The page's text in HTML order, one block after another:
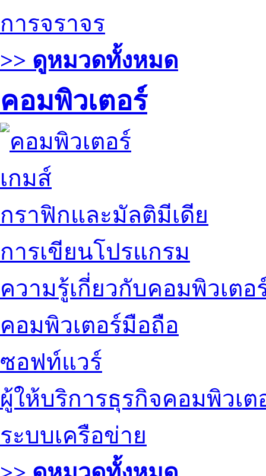
การจราจร
>> ดูหมวดทั้งหมด
คอมพิวเตอร์
เกมส์
กราฟิกและมัลติมีเดีย
การเขียนโปรแกรม
ความรู้เกี่ยวกับคอมพิวเตอ
คอมพิวเตอร์มือถือ
ซอฟท์แวร์
ผู้ให้บริการธุรกิจคอมพิวเต
ระบบเครือข่าย